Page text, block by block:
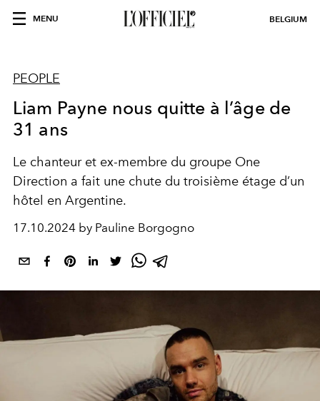
MENU BELGIUM
PEOPLE
Liam Payne nous quitte à l’âge de
31 ans
Le chanteur et ex-membre du groupe One
Direction a fait une chute du troisième étage d’un
hôtel en Argentine.
17.10.2024 by Pauline Borgogno